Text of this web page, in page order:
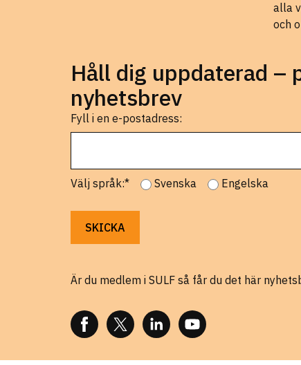
alla
och
Håll dig uppdaterad –
nyhetsbrev
Fyll i en e-postadress:
Välj språk:* Svenska Engelska
Är du medlem i SULF så får du det här
FÖLJ OSS PÅ FACEBOOK
FÖLJ OSS PÅ X
FÖLJ OSS PÅ LINKEDIN
FÖLJ OSS PÅ YOUTUBE